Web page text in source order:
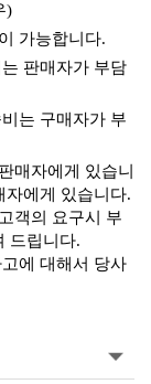
)
가능합니다.
판매자가 부담
는 구매자가 부
매자에게 있습니
자에게 있습니다.
객의 요구시 부
드립니다.
에 대해서 당사